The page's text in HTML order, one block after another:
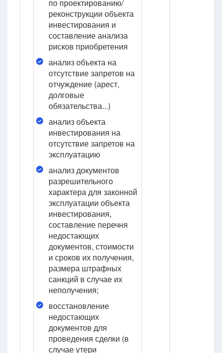
по проектированию/
реконструкции объекта
инвестирования и
составление анализа
рисков приобретения
анализ объекта на
отсутствие запретов на
отчуждение (арест,
долговые
обязательства...)
анализ объекта
инвестирования на
отсутствие запретов на
эксплуатацию
анализ документов
разрешительного
характера для законной
эксплуатации объекта
инвестирования,
составление перечня
недостающих
документов, стоимости
и сроков их получения,
размера штрафных
санкций в случае их
неполучения;
восстановление
недостающих
документов для
проведения сделки (в
случае утери